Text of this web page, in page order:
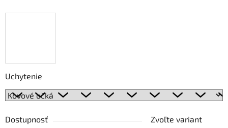
Uchytenie
Dostupnosť
Zvoľte variant